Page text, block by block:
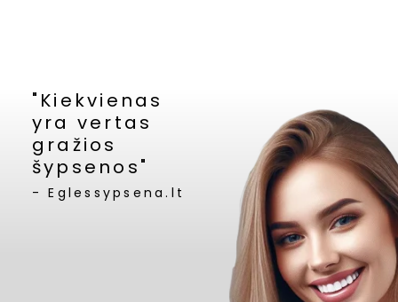
"Kiekvienas
yra vertas
gražios
šypsenos"
- Eglessypsena.lt